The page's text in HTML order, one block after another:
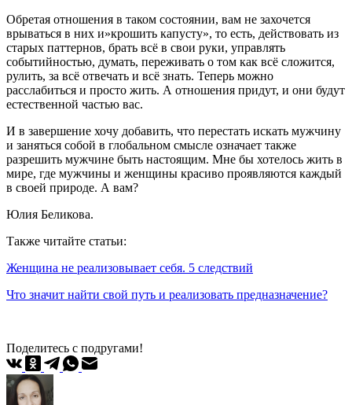
Обретая отношения в таком состоянии, вам не захочется
врываться в них и»крошить капусту», то есть, действовать из
старых паттернов, брать всё в свои руки, управлять
событийностью, думать, переживать о том как всё сложится,
рулить, за всё отвечать и всё знать. Теперь можно
расслабиться и просто жить. А отношения придут, и они будут
естественной частью вас.
И в завершение хочу добавить, что перестать искать мужчину
и заняться собой в глобальном смысле означает также
разрешить мужчине быть настоящим. Мне бы хотелось жить в
мире, где мужчины и женщины красиво проявляются каждый
в своей природе. А вам?
Юлия Беликова.
Также читайте статьи:
Женщина не реализовывает себя. 5 следствий
Что значит найти свой путь и реализовать предназначение?
Поделитесь с подругами!